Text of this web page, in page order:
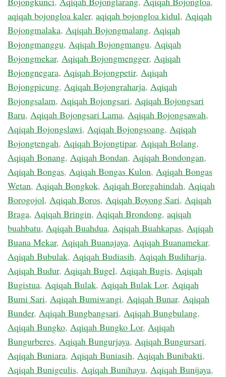
aqiqah bojongloa kaler, aqiqah bojongloa kidul, Aqiqah
Bojongmalaka, Aqiqah Bojongmalang, Aqiqah
Bojongmanggu, Aqiqah Bojongmangu, Aqiqah
Bojongmekar, Aqiqah Bojongmengger, Aqiqah
Bojongnegara, Aqiqah Bojongpetir, Aqiqah
Bojongpicung, Aqiqah Bojongraharja, Aqiqah
Bojongsalam, Aqiqah Bojongsari, Aqiqah Bojongsari
Baru, Aqiqah Bojongsari Lama, Aqiqah Bojongsawah,
Aqiqah Bojongslawi, Aqiqah Bojongsoang, Aqiqah
Bojongtengah, Aqiqah Bojongtipar, Aqiqah Bolang,
Aqiqah Bonang, Aqiqah Bondan, Aqiqah Bondongan,
Aqiqah Bongas, Aqiqah Bongas Kulon, Aqiqah Bongas
Wetan, Aqiqah Bongkok, Aqiqah Boregahindah, Aqiqah
Borogojol, Aqiqah Boros, Aqiqah Boyong Sari, Aqiqah
Braga, Aqiqah Bringin, Aqiqah Brondong, aqiqah
buahbatu, Aqiqah Buahdua, Aqiqah Buahkapas, Aqiqah
Buana Mekar, Aqiqah Buanajaya, Aqiqah Buanamekar,
Aqiqah Bubulak, Aqiqah Budiasih, Aqiqah Budiharja,
Aqiqah Budur, Aqiqah Bugel, Aqiqah Bugis, Aqiqah
Bugistua, Aqiqah Bulak, Aqiqah Bulak Lor, Aqiqah
Bumi Sari, Aqiqah Bumiwangi, Aqiqah Bunar, Aqiqah
Bunder, Aqiqah Bungbangsari, Aqiqah Bungbulang,
Aqiqah Bungko, Aqiqah Bungko Lor, Aqiqah
Bungurberes, Aqiqah Bungurjaya, Aqiqah Bungursari,
Aqiqah Buniara, Aqiqah Buniasih, Aqiqah Bunibakti,
Aqiqah Bunigeulis, Aqiqah Bunihayu, Aqiqah Bunijaya,